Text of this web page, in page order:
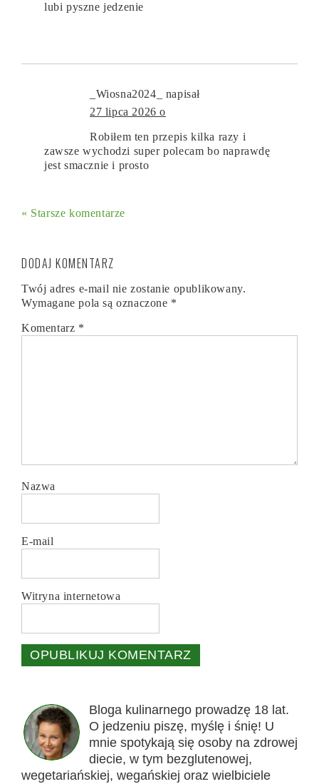
lubi pyszne jedzenie
_Wiosna2024_
napisał
27 lipca 2026 o
Robiłem ten przepis kilka razy i
zawsze wychodzi super polecam bo naprawdę
jest smacznie i prosto
« Starsze komentarze
DODAJ KOMENTARZ
Twój adres e-mail nie zostanie opublikowany.
Wymagane pola są oznaczone *
Komentarz *
Nazwa
E-mail
Witryna internetowa
Bloga kulinarnego prowadzę 18 lat.
O jedzeniu piszę, myślę i śnię! U
mnie spotykają się osoby na zdrowej
diecie, w tym bezglutenowej,
wegetariańskiej, wegańskiej oraz wielbiciele